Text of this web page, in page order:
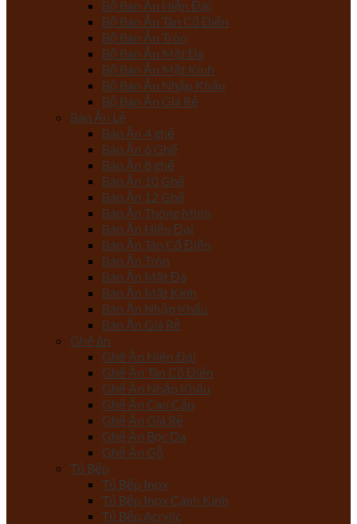
Bộ Bàn Ăn Hiện Đại
Bộ Bàn Ăn Tân Cổ Điển
Bộ Bàn Ăn Tròn
Bộ Bàn Ăn Mặt Đá
Bộ Bàn Ăn Mặt Kính
Bộ Bàn Ăn Nhập Khẩu
Bộ Bàn Ăn Giá Rẻ
Bàn Ăn Lẻ
Bàn Ăn 4 ghế
Bàn Ăn 6 Ghế
Bàn Ăn 8 ghế
Bàn Ăn 10 Ghế
Bàn Ăn 12 Ghế
Bàn Ăn Thông Minh
Bàn Ăn Hiện Đại
Bàn Ăn Tân Cổ Điển
Bàn Ăn Tròn
Bàn Ăn Mặt Đá
Bàn Ăn Mặt Kính
Bàn Ăn Nhập Khẩu
Bàn Ăn Giá Rẻ
Ghế ăn
Ghế Ăn Hiện Đại
Ghế Ăn Tân Cổ Điển
Ghế Ăn Nhập Khẩu
Ghế Ăn Cao Cấp
Ghế Ăn Giá Rẻ
Ghế Ăn Bọc Da
Ghế Ăn Gỗ
Tủ Bếp
Tủ Bếp Inox
Tủ Bếp Inox Cánh Kính
Tủ Bếp Acrylic